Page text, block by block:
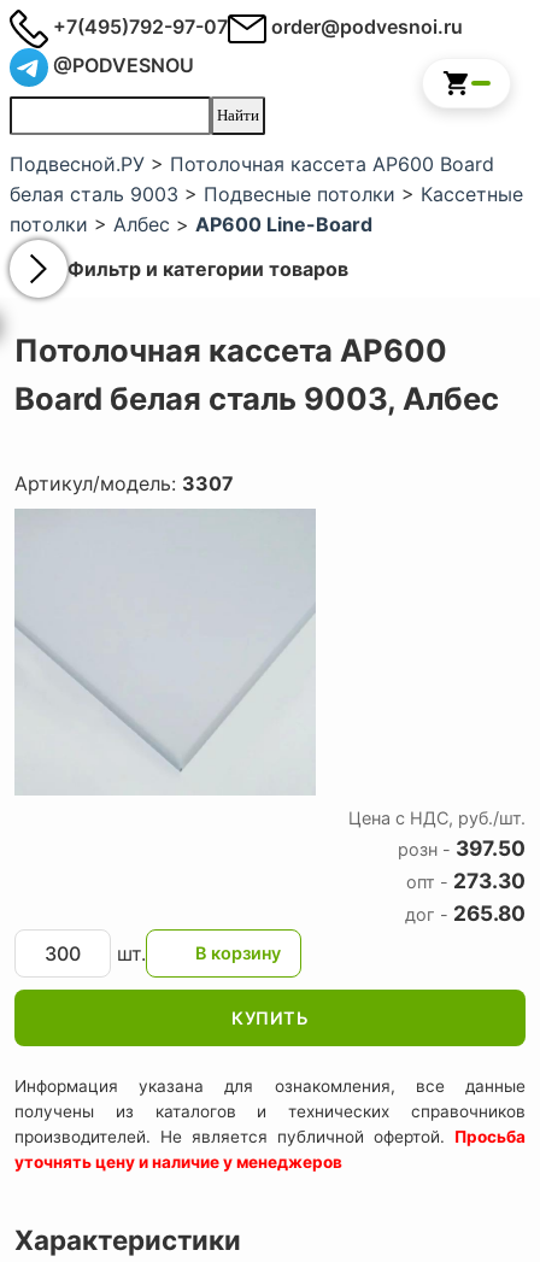
+7(495)792-97-07
order@podvesnoi.ru
@PODVESNOU
Подвесной.РУ > Потолочная кассета AP600 Board
белая сталь 9003 > Подвесные потолки > Кассетные
потолки > Албес > AP600 Line-Board
Фильтр и категории товаров
Потолочная кассета AP600
Board белая сталь 9003, Албес
Артикул/модель: 3307
Цена с НДС, руб./шт.
розн - 397.50
опт - 273.30
дог - 265.80
шт.
КУПИТЬ
Информация указана для ознакомления, все данные
получены из каталогов и технических справочников
производителей. Не является публичной офертой. Просьба
уточнять цену и наличие у менеджеров
Характеристики